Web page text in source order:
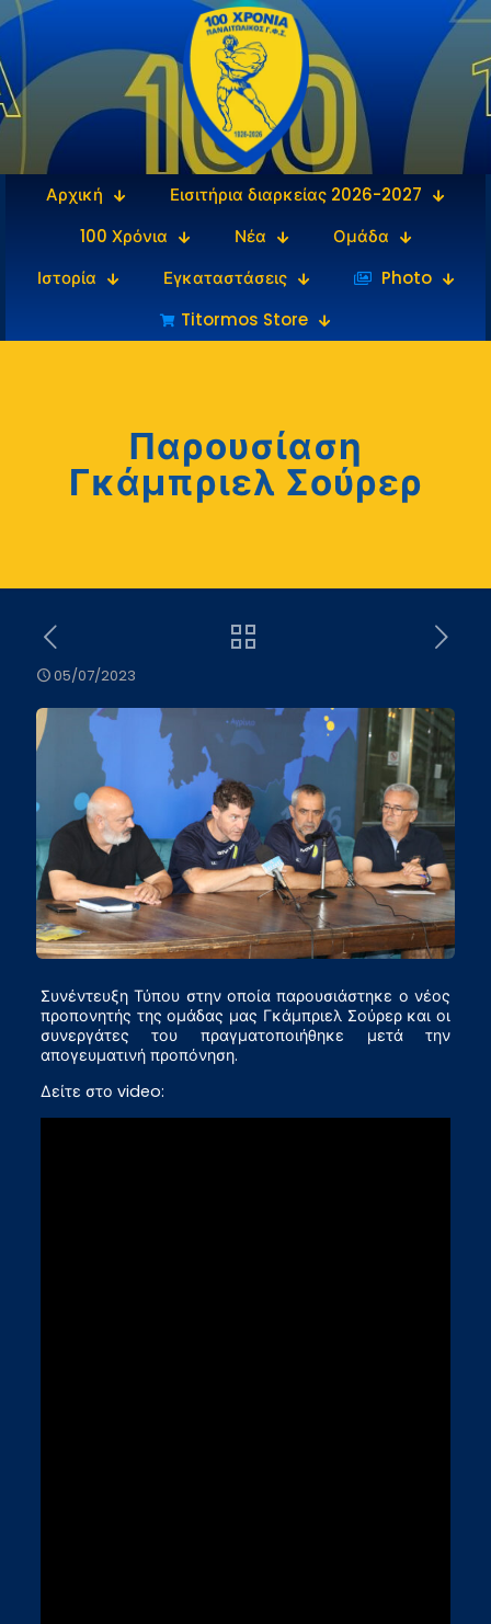
Αρχική
Εισιτήρια διαρκείας 2026-2027
100 Χρόνια
Νέα
Ομάδα
Ιστορία
Εγκαταστάσεις
‎‏‏‎ ‎Photo
Titormos Store
Παρουσίαση
Γκάμπριελ Σούρερ
05/07/2023
Συνέντευξη Τύπου στην οποία παρουσιάστηκε ο νέος
προπονητής της ομάδας μας Γκάμπριελ Σούρερ και οι
συνεργάτες του πραγματοποιήθηκε μετά την
απογευματινή προπόνηση.
Δείτε στο video: